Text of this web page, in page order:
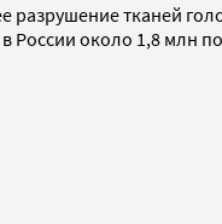
тканей
в России около 1,8 млн